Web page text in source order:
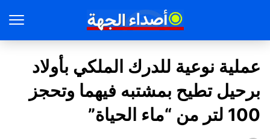
عملية نوعية للدرك الملكي بأولاد
برحيل تطيح بمشتبه فيهما وتحجز
100 لتر من “ماء الحياة”